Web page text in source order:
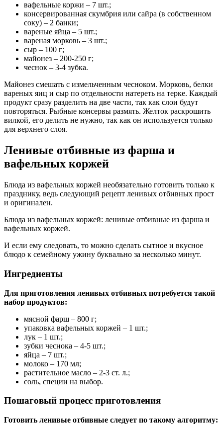
вафельные коржи – 7 шт.;
консервированная скумбрия или сайра (в собственном
соку) – 2 банки;
вареные яйца – 5 шт.;
вареная морковь – 3 шт.;
сыр – 100 г;
майонез – 200-250 г;
чеснок – 3-4 зубка.
Майонез смешать с измельченным чесноком. Морковь, белки
вареных яиц и сыр по отдельности натереть на терке. Каждый
продукт сразу разделить на две части, так как слои будут
повторяться. Рыбные консервы размять. Желток раскрошить
вилкой, его делить не нужно, так как он используется только
для верхнего слоя.
Ленивые отбивные из фарша и
вафельных коржей
Блюда из вафельных коржей необязательно готовить только к
празднику, ведь следующий рецепт ленивых отбивных прост
и оригинален.
Блюда из вафельных коржей: ленивые отбивные из фарша и
вафельных коржей.
И если ему следовать, то можно сделать сытное и вкусное
блюдо к семейному ужину буквально за несколько минут.
Ингредиенты
Для приготовления ленивых отбивных потребуется такой
набор продуктов:
мясной фарш – 800 г;
упаковка вафельных коржей – 1 шт.;
лук – 1 шт.;
зубки чеснока – 4-5 шт.;
яйца – 7 шт.;
молоко – 170 мл;
растительное масло – 2-3 ст. л.;
соль, специи на выбор.
Пошаговый процесс приготовления
Готовить ленивые отбивные следует по такому алгоритму: